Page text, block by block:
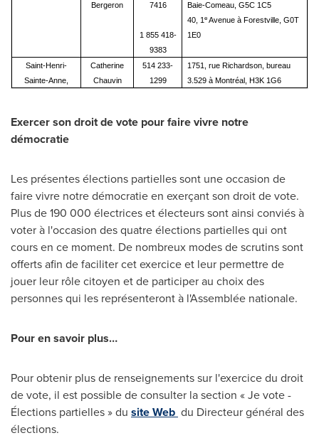
Bergeron
7416
1 855 418-
9383
Baie-Comeau, G5C 1C5
40, 1 e Avenue à Forestville, G0T
1E0
Saint-Henri-
Sainte-Anne,
Catherine
Chauvin
514 233-
1299
1751, rue Richardson, bureau
3.529 à Montréal, H3K 1G6
Exercer son droit de vote pour faire vivre notre
démocratie
Les présentes élections partielles sont une occasion de
faire vivre notre démocratie en exerçant son droit de vote.
Plus de 190 000 électrices et électeurs sont ainsi conviés à
voter à l'occasion des quatre élections partielles qui ont
cours en ce moment. De nombreux modes de scrutins sont
offerts afin de faciliter cet exercice et leur permettre de
jouer leur rôle citoyen et de participer au choix des
personnes qui les représenteront à l'Assemblée nationale.
Pour en savoir plus…
Pour obtenir plus de renseignements sur l'exercice du droit
de vote, il est possible de consulter la section « Je vote -
Élections partielles » du site Web du Directeur général des
élections.